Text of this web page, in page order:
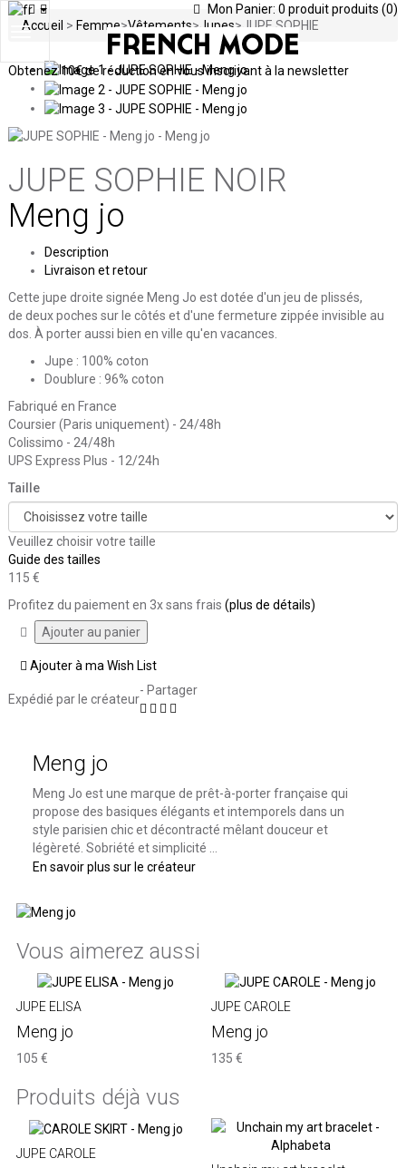
Mon Panier: 0 produitproduits (0)
Toggle
Obtenez10€ de réduction en vous inscrivant à la newsletter
Accueil > Femme>Vêtements>Jupes> JUPE SOPHIE
JUPE SOPHIE NOIR
Meng jo
Description
Livraison et retour
Cette jupe droite signée Meng Jo est dotée d'un jeu de plissés,
de deux poches sur le côtés et d'une fermeture zippée invisible au
dos. À porter aussi bien en ville qu'en vacances.
Jupe : 100% coton
Doublure : 96% coton
Fabriqué en France
Coursier (Paris uniquement) - 24/48h
Colissimo - 24/48h
UPS Express Plus - 12/24h
Taille
Veuillez choisir votre taille
Guide des tailles
115 €
Profitez du paiement en 3x sans frais (plus de détails)
Ajouter à ma Wish List
Expédié par le créateur
- Partager
Meng jo
Meng Jo est une marque de prêt-à-porter française qui
propose des basiques élégants et intemporels dans un
style parisien chic et décontracté mêlant douceur et
légèreté. Sobriété et simplicité ...
En savoir plus sur le créateur
Vous aimerez aussi
JUPE ELISA
Meng jo
105 €
JUPE CAROLE
Meng jo
135 €
Produits déjà vus
JUPE CAROLE